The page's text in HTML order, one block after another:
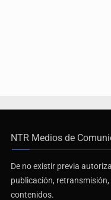
NTR Medios de
De no existir previa
publicación,
contenidos.